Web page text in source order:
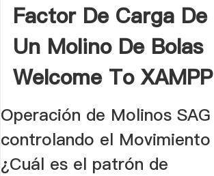
Factor De Carga De
Un Molino De Bolas
Welcome To XAMPP
Operación de Molinos SAG
controlando el Movimiento
¿Cuál es el patrón de